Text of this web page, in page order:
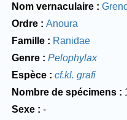
Nom vernaculaire
Ordre
Anoura
Famille
Ranidae
Genre
Pelophylax
Espèce
cf.kl. grafi
Nombre de spécimens
Sexe
-